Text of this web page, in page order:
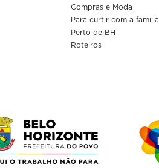
Compras e Moda
Para curtir com a familia
Perto de BH
Roteiros